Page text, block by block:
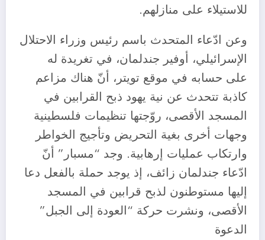
للاستيلاء على منازلهم.
وعن ادّعاء المتحدث باسم رئيس وزراء الاحتلال
الإسرائيلي، أوفير جندلمان، في تغريدة له
على حسابه في موقع تويتر، أنّ هناك مزاعم
كاذبة تتحدث عن نية يهود ذبح القرابين في
المسجد الأقصى، روّجتها تنظيمات فلسطينية
وجهات أخرى بغية التحريض وتأجيج الخواطر
وارتكاب عمليات إرهابية. وجد “مسبار” أنّ
ادّعاء جندلمان زائف، إذ يوجد حملة بالفعل دعا
إليها مستوطنون لذبح قرابين في المسجد
الأقصى، ونشرت حركة “العودة إلى الجبل”
الدعوة